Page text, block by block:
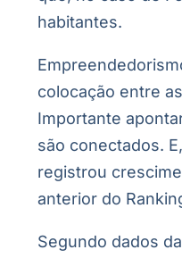
habitantes.
colocação entre
Importante
são conectados.
registrou
anterior do
Segundo dados